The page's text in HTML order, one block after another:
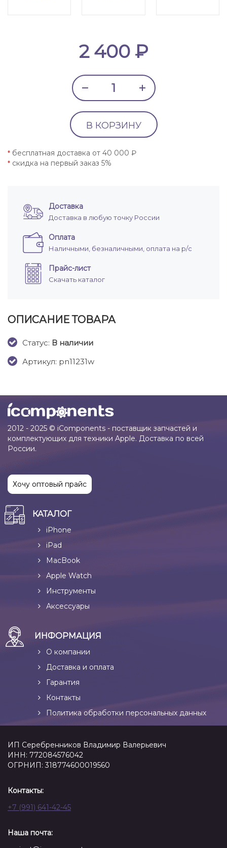
2 400 ₽
В КОРЗИНУ
* бесплатная доставка от 40 000 ₽
* скидка на первый заказ 5%
Доставка
Доставка в любую точку России
Оплата
Наличными, безналичными, оплата на р/с
Прайс-лист
Скачать каталог
ОПИСАНИЕ ТОВАРА
Cтатус: В наличии
Артикул: pn11231w
2012 - 2025 © iComponents - поставщик запчастей и
комплектующих для техники Apple. Доставка по всей
России.
Хочу оптовый прайс
КАТАЛОГ
iPhone
iPad
MacBook
Apple Watch
Инструменты
Аксессуары
ИНФОРМАЦИЯ
О компании
Доставка и оплата
Гарантия
Контакты
Политика обработки персональных данных
ИП Серебренников Владимир Валерьевич
ИНН: 772084576042
ОГРНИП: 318774600019560
Контакты:
+7 (991) 641-42-45
Наша почта: